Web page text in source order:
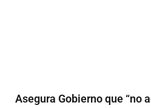
Asegura Gobierno que “no